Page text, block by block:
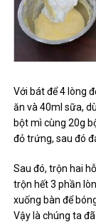
Với bát để 4 lòng
ăn và 40ml sữa,
bột mì cùng 20g
đỏ trứng, sau đó
Sau đó, trộn hai
trộn hết 3 phần
xuống bàn để
Vậy là chúng ta